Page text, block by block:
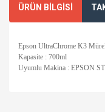
ÜRÜN BİLGİSİ
Epson UltraChrome K3
Kapasite : 700ml
Uyumlu Makina : EPSON